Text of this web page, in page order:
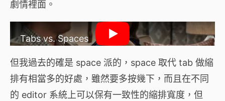
劇情裡面。
Tabs vs. Spaces
但我過去的確是 space 派的，space 取代 tab 做縮
排有相當多的好處，雖然要多按幾下，而且在不同
的 editor 系統上可以保有一致性的縮排寬度，但